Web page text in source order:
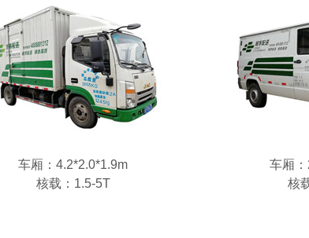
车厢：4.2*2.0*1.9m
核载：1.5-5T
车厢
核